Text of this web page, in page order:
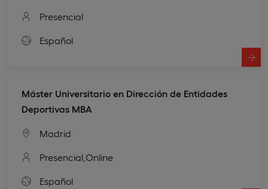
Presencial
Español
Máster Universitario en Dirección de Entidades
Deportivas MBA
Madrid
Presencial, Online
Español